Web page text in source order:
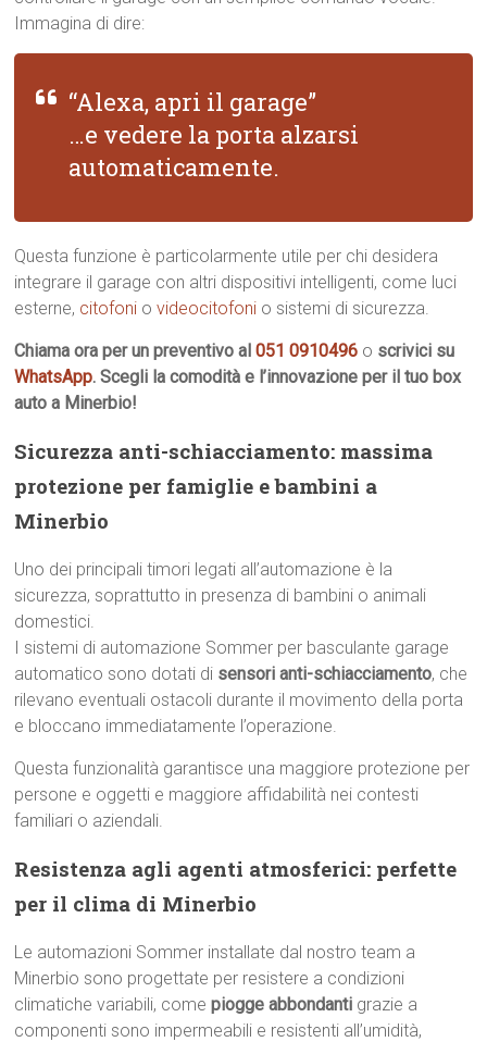
Immagina di dire:
“Alexa, apri il garage”
…e vedere la porta alzarsi
automaticamente.
Questa funzione è particolarmente utile per chi desidera
integrare il garage con altri dispositivi intelligenti, come luci
esterne, citofoni ovideocitofoni o sistemi di sicurezza.
Chiama ora per un preventivo al051 0910496 o scrivici su
WhatsApp. Scegli la comodità e l’innovazione per il tuo box
auto a Minerbio!
Sicurezza anti-schiacciamento: massima
protezione per famiglie e bambini a
Minerbio
Uno dei principali timori legati all’automazione è la
sicurezza, soprattutto in presenza di bambini o animali
domestici.
I sistemi di automazione Sommer per basculante garage
automatico sono dotati di sensori anti-schiacciamento, che
rilevano eventuali ostacoli durante il movimento della porta
e bloccano immediatamente l’operazione.
Questa funzionalità garantisce una maggiore protezione per
persone e oggetti e maggiore affidabilità nei contesti
familiari o aziendali.
Resistenza agli agenti atmosferici: perfette
per il clima di Minerbio
Le automazioni Sommer installate dal nostro team a
Minerbio sono progettate per resistere a condizioni
climatiche variabili, comepiogge abbondanti grazie a
componenti sono impermeabili e resistenti all’umidità,